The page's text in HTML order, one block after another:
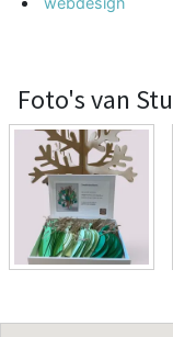
Foto's van